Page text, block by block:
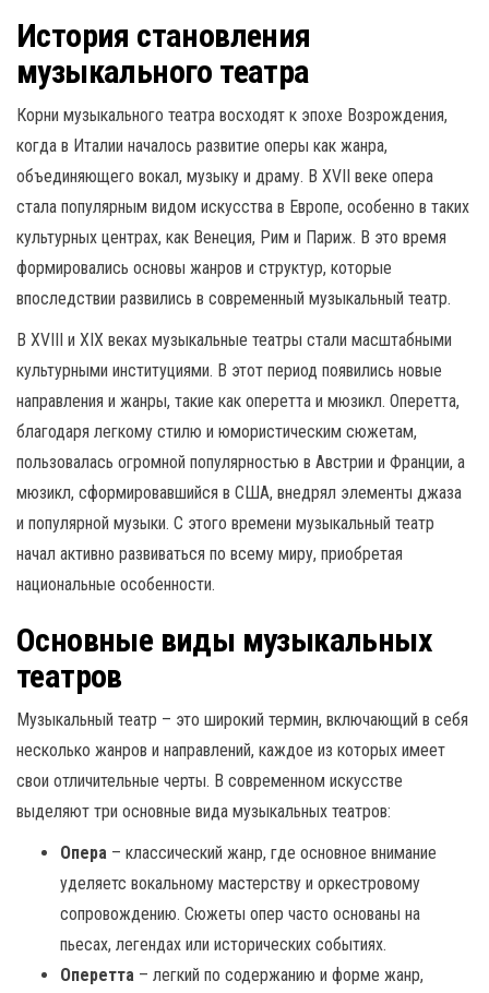
История становления
музыкального театра
Корни музыкального театра восходят к эпохе Возрождения,
когда в Италии началось развитие оперы как жанра,
объединяющего вокал, музыку и драму. В XVII веке опера
стала популярным видом искусства в Европе, особенно в таких
культурных центрах, как Венеция, Рим и Париж. В это время
формировались основы жанров и структур, которые
впоследствии развились в современный музыкальный театр.
В XVIII и XIX веках музыкальные театры стали масштабными
культурными институциями. В этот период появились новые
направления и жанры, такие как оперетта и мюзикл. Оперетта,
благодаря легкому стилю и юмористическим сюжетам,
пользовалась огромной популярностью в Австрии и Франции, а
мюзикл, сформировавшийся в США, внедрял элементы джаза
и популярной музыки. С этого времени музыкальный театр
начал активно развиваться по всему миру, приобретая
национальные особенности.
Основные виды музыкальных
театров
Музыкальный театр – это широкий термин, включающий в себя
несколько жанров и направлений, каждое из которых имеет
свои отличительные черты. В современном искусстве
выделяют три основные вида музыкальных театров:
Опера – классический жанр, где основное внимание
уделяетс вокальному мастерству и оркестровому
сопровождению. Сюжеты опер часто основаны на
пьесах, легендах или исторических событиях.
Оперетта – легкий по содержанию и форме жанр,